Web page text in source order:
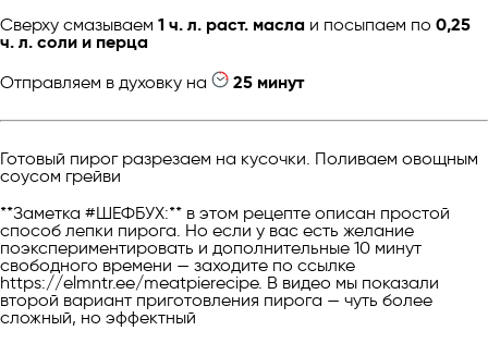
Сверху смазываем 1 ч. л. раст. масла и посыпаем по 0,25
ч. л. соли и перца
Отправляем в духовку на
25 минут
Готовый пирог разрезаем на кусочки. Поливаем овощным
соусом грейви
**Заметка #ШЕФБУХ:** в этом рецепте описан простой
способ лепки пирога. Но если у вас есть желание
поэкспериментировать и дополнительные 10 минут
свободного времени — заходите по ссылке
https://elmntr.ee/meatpierecipe. В видео мы показали
второй вариант приготовления пирога — чуть более
сложный, но эффектный